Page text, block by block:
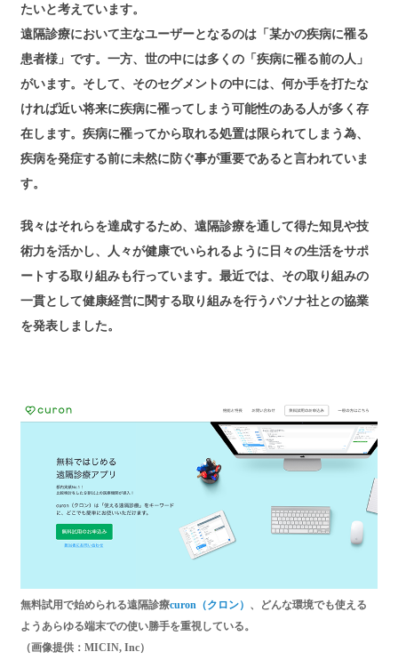
たいと考えています。
遠隔診療において主なユーザーとなるのは「某かの疾病に罹る
患者様」です。一方、世の中には多くの「疾病に罹る前の人」
がいます。そして、そのセグメントの中には、何か手を打たな
ければ近い将来に疾病に罹ってしまう可能性のある人が多く存
在します。疾病に罹ってから取れる処置は限られてしまう為、
疾病を発症する前に未然に防ぐ事が重要であると言われていま
す。
我々はそれらを達成するため、遠隔診療を通して得た知見や技
術力を活かし、人々が健康でいられるように日々の生活をサポ
ートする取り組みも行っています。最近では、その取り組みの
一貫として健康経営に関する取り組みを行うパソナ社との協業
を発表しました。
無料試用で始められる遠隔診療curon（クロン） 、どんな環境でも使える
ようあらゆる端末での使い勝手を重視している。
（画像提供：MICIN, Inc）